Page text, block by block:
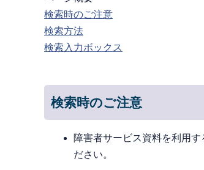
検索時のご注意
検索方法
検索入力ボックス
検索時のご注意
障害者サービス資料を利用
ださい。